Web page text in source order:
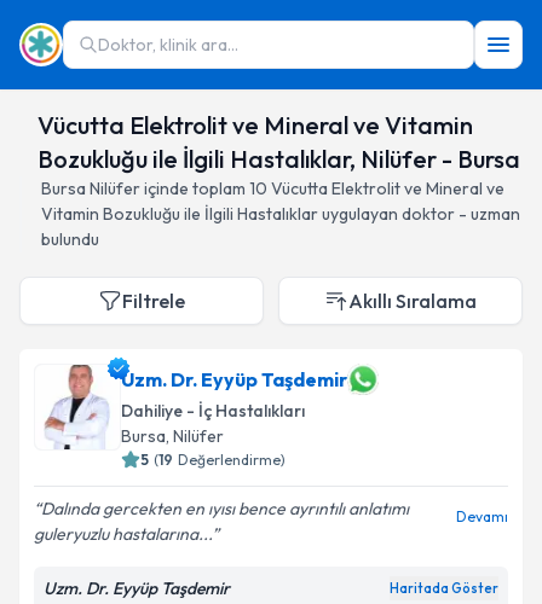
Doktor, klinik ara...
Vücutta Elektrolit ve Mineral ve Vitamin
Bozukluğu ile İlgili Hastalıklar, Nilüfer - Bursa
Bursa Nilüferiçinde toplam 10 Vücutta Elektrolit ve Mineral ve
Vitamin Bozukluğu ile İlgili Hastalıklaruygulayan doktor - uzman
bulundu
Filtrele Akıllı Sıralama
Uzm. Dr. Eyyüp Taşdemir
Dahiliye - İç Hastalıkları
Bursa, Nilüfer
5 (19 Değerlendirme)
Dalında gercekten en ıyısı bence ayrıntılı anlatımı
guleryuzlu hastalarına...
Devamı
Uzm. Dr. Eyyüp Taşdemir Haritada Göster